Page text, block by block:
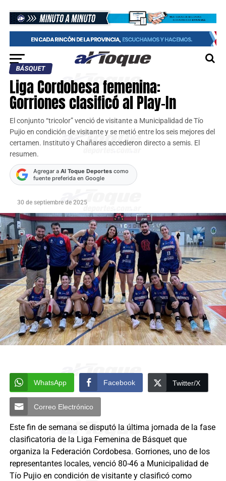
BÁSQUET
Liga Cordobesa femenina:
Gorriones clasificó al Play-In
El conjunto “tricolor” venció de visitante a Municipalidad de Tío
Pujio en condición de visitante y se metió entre los seis mejores del
certamen. Instituto y Chañares accedieron directo a semis. El
resumen.
Agregar a Al Toque Deportescomo
fuente preferida en Google
30 de septiembre de 2025
WhatsApp Facebook Twitter/X
Correo Electrónico
Este fin de semana se disputó la última jornada de la fase
clasificatoria de la Liga Femenina de Básquet que
organiza la Federación Cordobesa. Gorriones, uno de los
representantes locales, venció 80-46 a Municipalidad de
Tío Pujio en condición de visitante y clasificó como